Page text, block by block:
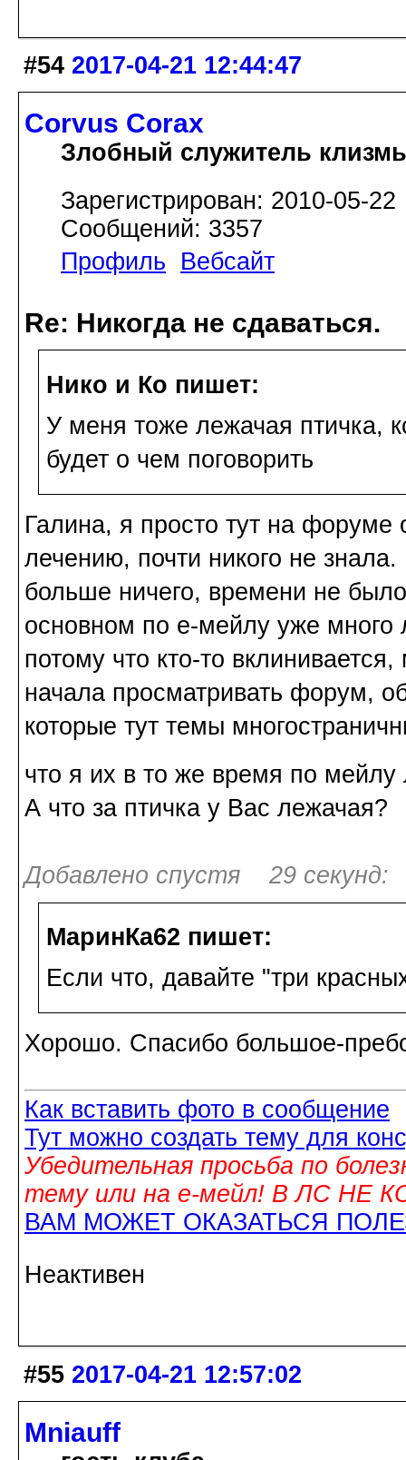
#54 2017-04-21 12:44:47
Corvus Corax
Злобный служитель
Зарегистрирован: 2010-05-22
Сообщений: 3357
Профиль
Вебсайт
Re: Никогда не сдаваться.
Нико и Ко пишет:
У меня тоже лежачая птичка,
будет о чем поговорить
Галина, я просто тут на форуме
лечению, почти никого не
больше ничего, времени не
основном по е-мейлу уже
потому что кто-то
начала просматривать форум,
которые тут темы
что я их в то же время по
А что за птичка у Вас лежачая?
Добавлено спустя 29 секунд:
МаринКа62 пишет:
Если что, давайте "три
Хорошо. Спасибо большое-
Как вставить фото в сообщение
Тут можно создать тему для
Убедительная просьба по
тему или на е-мейл! В ЛС НЕ
ВАМ МОЖЕТ ОКАЗАТЬСЯ
Неактивен
#55 2017-04-21 12:57:02
Mniauff